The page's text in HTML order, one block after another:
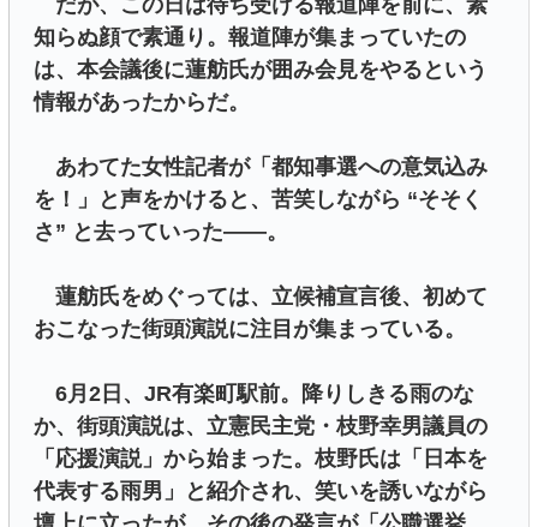
知らぬ顔で素通り。報道陣が集まっていたの
は、本会議後に蓮舫氏が囲み会見をやるという
情報があったからだ。
あわてた女性記者が「都知事選への意気込み
を！」と声をかけると、苦笑しながら “そそく
さ” と去っていった――。
蓮舫氏をめぐっては、立候補宣言後、初めて
おこなった街頭演説に注目が集まっている。
6月2日、JR有楽町駅前。降りしきる雨のな
か、街頭演説は、立憲民主党・枝野幸男議員の
「応援演説」から始まった。枝野氏は「日本を
代表する雨男」と紹介され、笑いを誘いながら